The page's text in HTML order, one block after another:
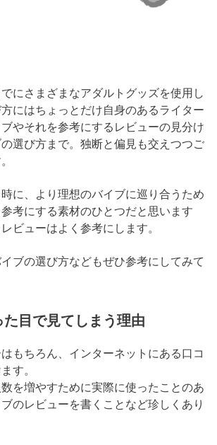
にさまざまなアダルトグッズを使用し
にはちょっとだけ自身のあるライター
やそれを参考にするレビューの見分け
選び方まで。独断と偏見も交えつつご
に、より理想のバイブに巡り合うため
考にする素材のひとつだと思います
ビューはよく参考にします。
ブの選び方などもぜひ参考にしてみて
目で見てしまう理由
もちろん、インターネットにある口コ
す。
を増やすために実際に使ったことのあ
のレビューを書くことなど珍しくあり